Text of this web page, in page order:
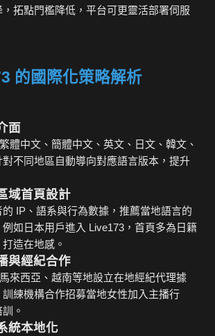
拓點門檻降低，平台可更靈活部署伺服
的國際化策略解析
面
體中文、簡體中文、英文、日文、韓文、
不同地區自動導向對應語言版本，提升
域首頁設計
IP、語系與行為數據，推薦當地語言的
如日本用戶進入 Live173，首頁多為日籍
造在地感。
與經紀合作
來西亞、越南等地設立在地經紀代理據
練機構合作招募當地女性加入主播行
。
統本地化